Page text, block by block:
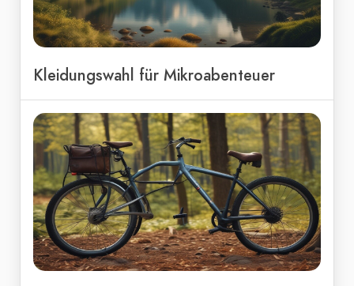
Kleidungswahl für Mikroabenteuer